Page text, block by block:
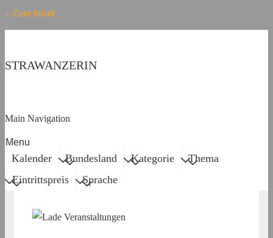
↓ Zum Inhalt
STRAWANZERIN
Main Navigation
Menu
Kalender Bundesland Kategorie
Thema
Eintrittspreis
Sprache